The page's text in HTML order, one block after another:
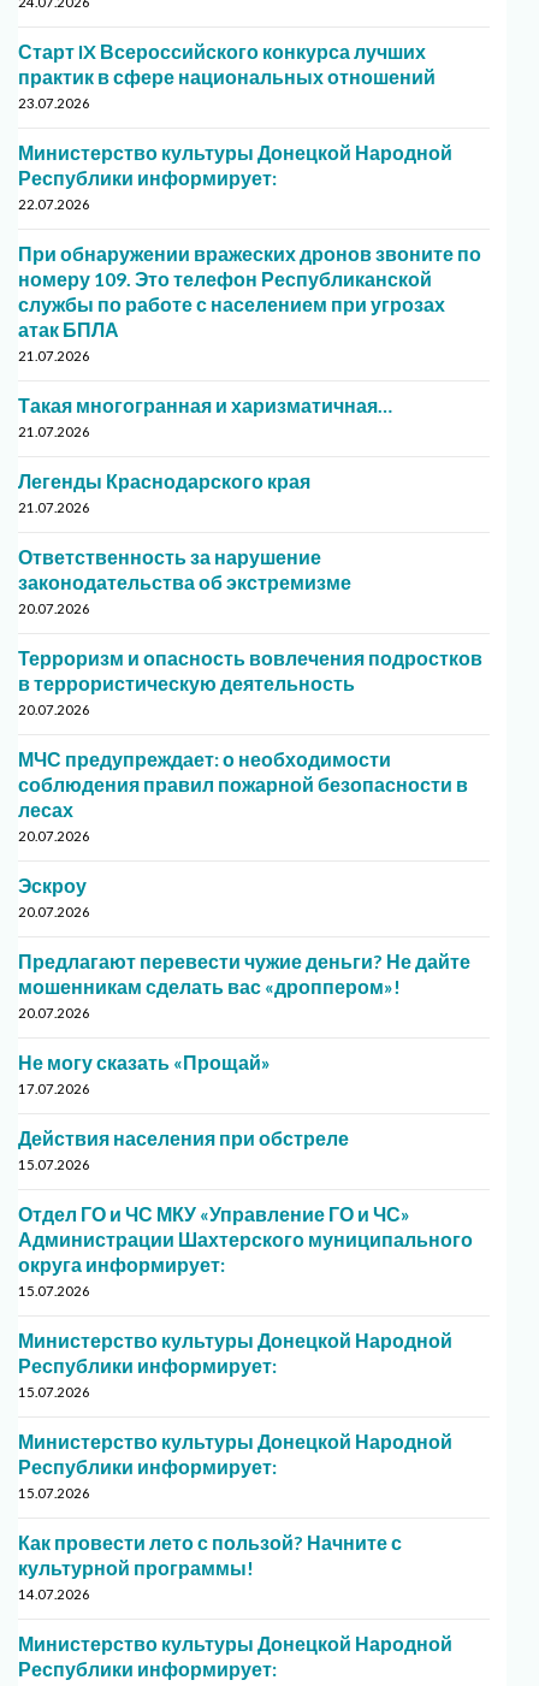
Старт IX Всероссийского конкурса лучших
практик в сфере национальных отношений
23.07.2026
Министерство культуры Донецкой Народной
Республики информирует:
22.07.2026
При обнаружении вражеских дронов звоните по
номеру 109. Это телефон Республиканской
службы по работе с населением при угрозах
атак БПЛА
21.07.2026
Такая многогранная и харизматичная…
21.07.2026
Легенды Краснодарского края
21.07.2026
Ответственность за нарушение
законодательства об экстремизме
20.07.2026
Терроризм и опасность вовлечения подростков
в террористическую деятельность
20.07.2026
МЧС предупреждает: о необходимости
соблюдения правил пожарной безопасности в
лесах
20.07.2026
Эскроу
20.07.2026
Предлагают перевести чужие деньги? Не дайте
мошенникам сделать вас «дроппером»!
20.07.2026
Не могу сказать «Прощай»
17.07.2026
Действия населения при обстреле
15.07.2026
Отдел ГО и ЧС МКУ «Управление ГО и ЧС»
Администрации Шахтерского муниципального
округа информирует:
15.07.2026
Министерство культуры Донецкой Народной
Республики информирует:
15.07.2026
Министерство культуры Донецкой Народной
Республики информирует:
15.07.2026
Как провести лето с пользой? Начните с
культурной программы!
14.07.2026
Министерство культуры Донецкой Народной
Республики информирует: